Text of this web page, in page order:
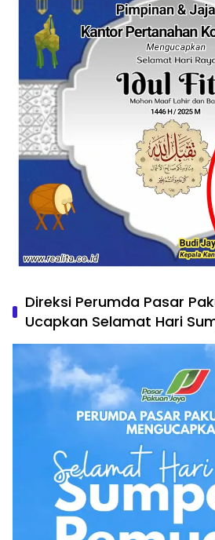
Direksi Perumda Pasar
Ucapkan Selamat Hari